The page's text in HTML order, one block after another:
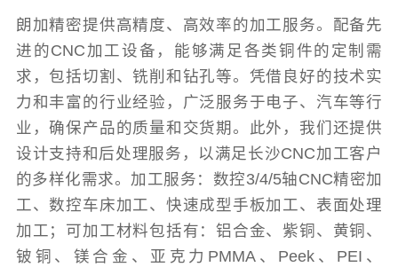
朗加精密提供高精度、高效率的加工服务。配备先
进的CNC加工设备，能够满足各类铜件的定制需
求，包括切割、铣削和钻孔等。凭借良好的技术实
力和丰富的行业经验，广泛服务于电子、汽车等行
业，确保产品的质量和交货期。此外，我们还提供
设计支持和后处理服务，以满足长沙CNC加工客户
的多样化需求。加工服务：数控3/4/5轴CNC精密加
工、数控车床加工、快速成型手板加工、表面处理
加工；可加工材料包括有：铝合金、紫铜、黄铜、
铍铜、镁合金、亚克力PMMA、Peek、PEI、